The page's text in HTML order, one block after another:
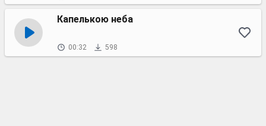
Капелькою неба
00:32 598